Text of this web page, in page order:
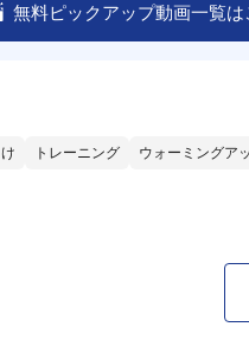
無料ピックアップ動画一覧は
トレーニング ウォーミングア